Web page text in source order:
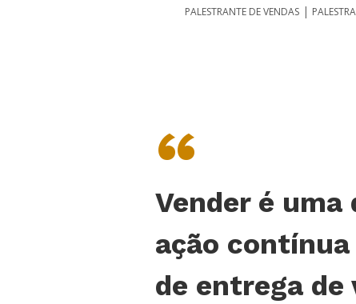
PALESTRANTE DE VENDAS |
“
Vender é uma
ação
de entrega de